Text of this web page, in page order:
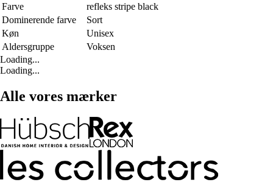
Farve
refleks stripe black
Dominerende farve
Sort
Køn
Unisex
Aldersgruppe
Voksen
Loading...
Loading...
Alle vores mærker